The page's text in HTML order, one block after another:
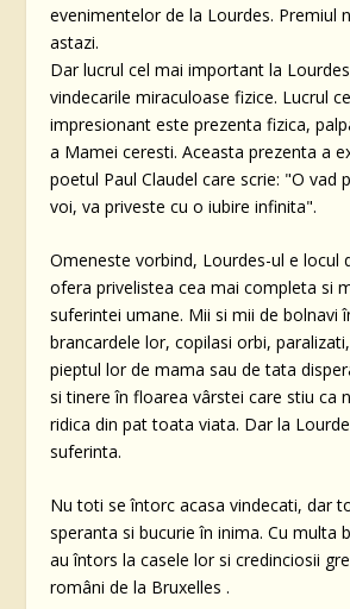
evenimentelor de la Lourdes. Premiul
astazi.
Dar lucrul cel mai important la
vindecarile miraculoase fizice. Lucrul
impresionant este prezenta fizica,
a Mamei ceresti. Aceasta prezenta a
poetul Paul Claudel care scrie: "O vad
voi, va priveste cu o iubire infinita".
Omeneste vorbind, Lourdes-ul e locul
ofera privelistea cea mai completa si
suferintei umane. Mii si mii de bolnavi
brancardele lor, copilasi orbi,
pieptul lor de mama sau de tata
si tinere în floarea vârstei care stiu ca
ridica din pat toata viata. Dar la
suferinta.
Nu toti se întorc acasa vindecati, dar
speranta si bucurie în inima. Cu multa
au întors la casele lor si credinciosii
români de la Bruxelles .